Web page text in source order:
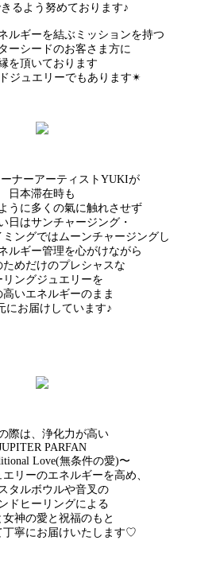
るよう努めております♪
ルギーを結ぶミッションを持つ
ーシードのお客さま方に
を頂いております
ジュエリーでもあります✴︎
ナーアーティストYUKIが
日本滞在時も
うに多くの氣に触れさせず
日はサンチャージング・
ングではムーンチャージングし
ルギー管理を心がけながら
ためだけのプレシャスな
リングジュエリーを
高いエネルギーのまま
にお届けしています♪
際は、浄化力が高い
PARFAN
Love(無条件の愛)〜
リーのエネルギーを高め、
タルボウルや音叉の
ドヒーリングによる
女神の愛と祝福のもと
丁寧にお届けいたします♡